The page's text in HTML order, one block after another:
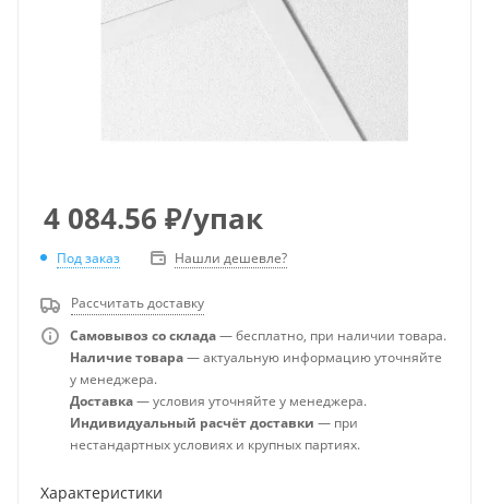
4 084.56 ₽/упак
Под заказ Нашли дешевле?
Рассчитать доставку
Самовывоз со склада— бесплатно, при наличии товара.
Наличие товара— актуальную информацию уточняйте
у менеджера.
Доставка— условия уточняйте у менеджера.
Индивидуальный расчёт доставки — при
нестандартных условиях и крупных партиях.
Характеристики